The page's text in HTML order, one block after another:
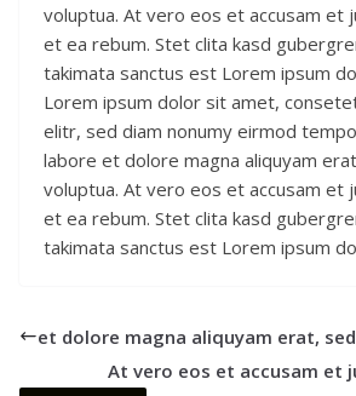
voluptua. At vero eos et accusam et
et ea rebum. Stet clita kasd
takimata sanctus est Lorem ipsum
Lorem ipsum dolor sit amet,
elitr, sed diam nonumy eirmod
labore et dolore magna aliquyam
voluptua. At vero eos et accusam et
et ea rebum. Stet clita kasd
takimata sanctus est Lorem ipsum
et dolore magna aliquyam erat,
At vero eos et accusam et